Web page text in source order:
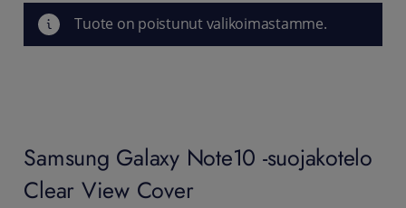
Tuote on poistunut valikoimastamme.
Samsung Galaxy Note10 -suojakotelo
Clear View Cover